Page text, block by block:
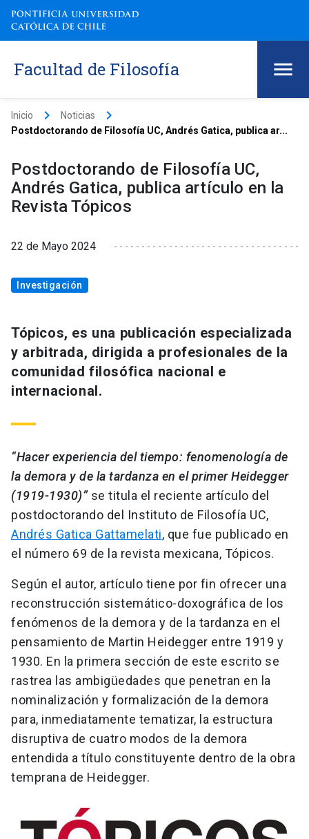
Facultad de Filosofía
Inicio keyboard_arrow_right Noticias keyboard_arrow_right
Postdoctorando de Filosofía UC, Andrés Gatica, publica ar...
Postdoctorando de Filosofía UC,
Andrés Gatica, publica artículo en la
Revista Tópicos
22 de Mayo 2024
Investigación
Tópicos, es una publicación especializada
y arbitrada, dirigida a profesionales de la
comunidad filosófica nacional e
internacional.
“Hacer experiencia del tiempo: fenomenología de
la demora y de la tardanza en el primer Heidegger
(1919-1930)”se titula el reciente artículo del
postdoctorando del Instituto de Filosofía UC,
Andrés Gatica Gattamelati, que fue publicado en
el número 69 de la revista mexicana, Tópicos.
Según el autor, artículo tiene por fin ofrecer una
reconstrucción sistemático-doxográfica de los
fenómenos de la demora y de la tardanza en el
pensamiento de Martin Heidegger entre 1919 y
1930. En la primera sección de este escrito se
rastrea las ambigüedades que penetran en la
nominalización y formalización de la demora
para, inmediatamente tematizar, la estructura
disruptiva de cuatro modos de la demora
entendida a título constituyente dentro de la obra
temprana de Heidegger.